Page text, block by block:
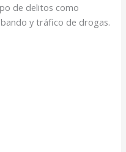
de delitos como
y tráfico de drogas.